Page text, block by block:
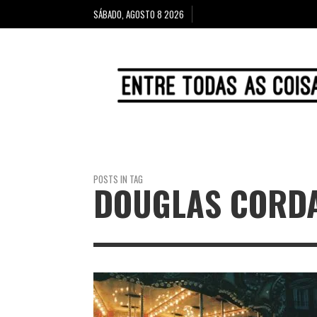
SÁBADO, AGOSTO 8 2026
POSTS IN TAG
DOUGLAS